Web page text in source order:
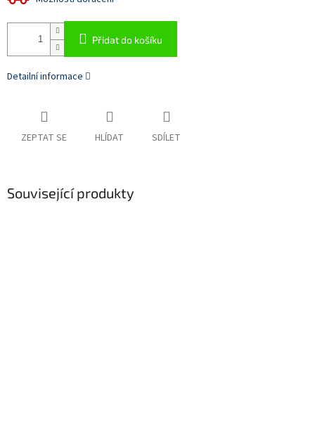
Přidat do košíku
Detailní informace
ZEPTAT SE HLÍDAT SDÍLET
Související produkty